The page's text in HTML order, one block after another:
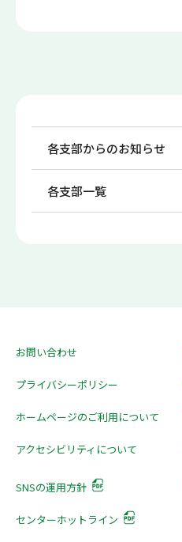
各支部からのお知らせ
各支部一覧
お問い合わせ
プライバシーポリシー
ホームページのご利用について
アクセシビリティについて
SNSの運用方針
センターホットライン